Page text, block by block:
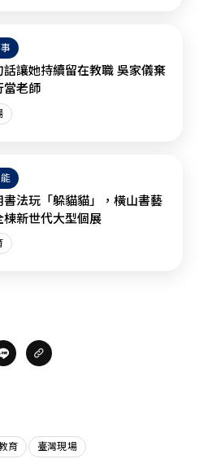
話讓她持續留在教職 吳家儀棄
當老師
書法玩「躲貓貓」，橫山書藝
棟新世代大型個展
育 臺灣現場